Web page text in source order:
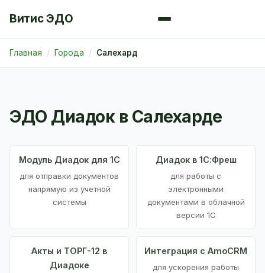
Витис ЭДО
Главная Города Салехард
ЭДО Диадок в Салехарде
Модуль Диадок для 1С
для отправки документов
напрямую из учетной
системы
Диадок в 1С:Фреш
для работы с
электронными
документами в облачной
версии 1С
Акты и ТОРГ-12 в
Диадоке
Интеграция с AmoCRM
для ускорения работы